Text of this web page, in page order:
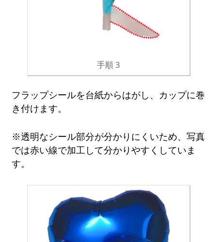
手順 3
フラップシールを台紙からはがし、カップに巻
き付けます。
※透明なシール部分が分かりにくいため、写真
では赤い線で加工して分かりやすくしていま
す。